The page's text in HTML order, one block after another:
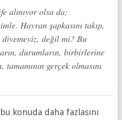
alınıyor olsa da;
Hayran şapkasını takıp,
diyemeyiz, değil mi? Bu
durumların, birbirlerine
tamamının gerçek olmasını
konuda daha fazlasını